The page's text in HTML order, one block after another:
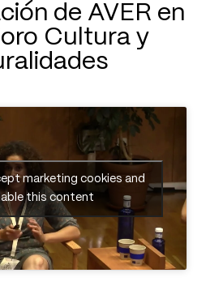
de AVER en
Cultura y
marketing cookies and
this content